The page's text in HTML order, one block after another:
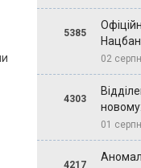
5385
02
4303
01
4217